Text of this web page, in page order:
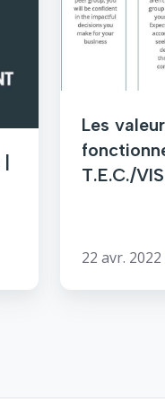
de
groupes
T.E.C./VISTAGE
Les
T.E.C./
22 avr. 2022